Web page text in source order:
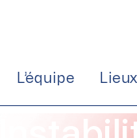
L’équipe